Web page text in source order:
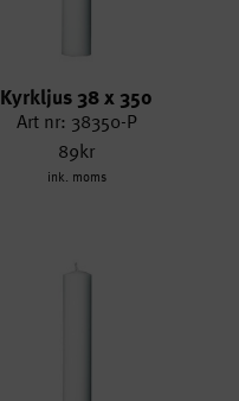
Kyrkljus 38 x 350
Art nr: 38350-P
89kr
ink. moms